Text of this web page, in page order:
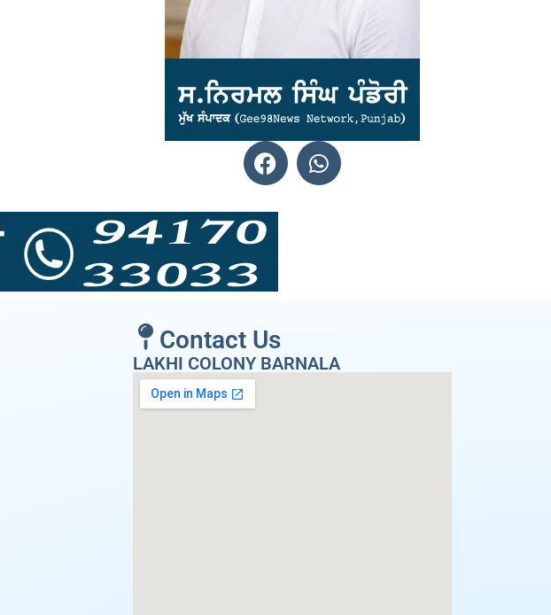
Contact Us
LAKHI COLONY BARNALA